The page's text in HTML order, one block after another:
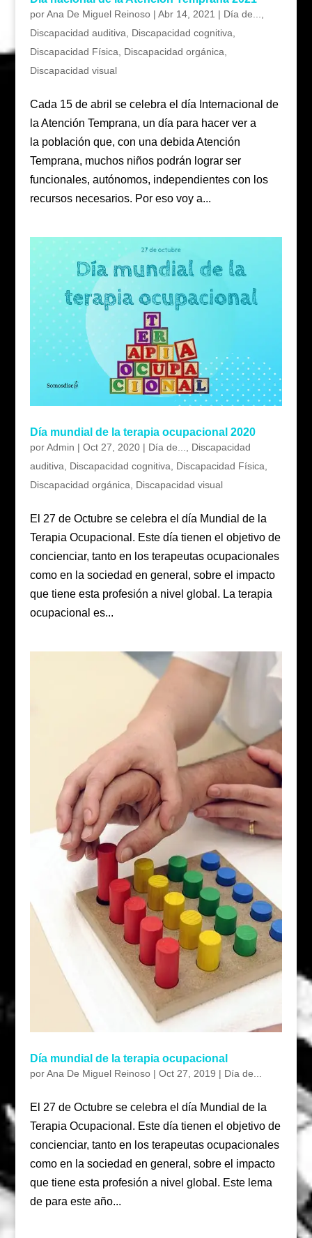
porAna De Miguel Reinoso| Abr 14, 2021 | Día de...
Discapacidad auditiva
Discapacidad cognitiva
Discapacidad Física
Discapacidad orgánica
Discapacidad visual
Cada 15 de abril se celebra el día Internacional de
la Atención Temprana, un día para hacer ver a
la población que, con una debida Atención
Temprana, muchos niños podrán lograr ser
funcionales, autónomos, independientes con los
recursos necesarios. Por eso voy a...
Día mundial de la terapia ocupacional 2020
porAdmin | Oct 27, 2020| Día de...
Discapacidad
auditiva
Discapacidad cognitiva Discapacidad Física
Discapacidad orgánica
Discapacidad visual
El 27 de Octubre se celebra el día Mundial de la
Terapia Ocupacional. Este día tienen el objetivo de
concienciar, tanto en los terapeutas ocupacionales
como en la sociedad en general, sobre el impacto
que tiene esta profesión a nivel global. La terapia
ocupacional es...
Día mundial de la terapia ocupacional
porAna De Miguel Reinoso| Oct 27, 2019 | Día de...
El 27 de Octubre se celebra el día Mundial de la
Terapia Ocupacional. Este día tienen el objetivo de
concienciar, tanto en los terapeutas ocupacionales
como en la sociedad en general, sobre el impacto
que tiene esta profesión a nivel global. Este lema
de para este año...